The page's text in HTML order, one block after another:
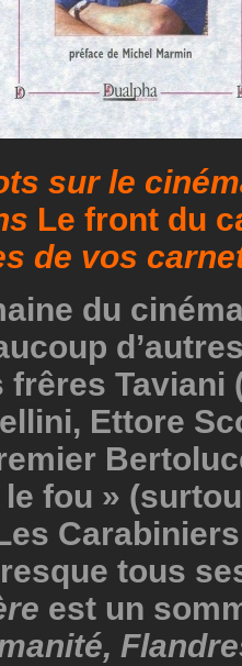
sur le
Le front du
de vos
du
frêres Taviani
Ettore
fou »
tous
est un